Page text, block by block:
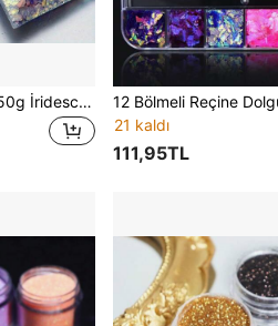
Reçine El Sanatları İçin 50g İridescent Altıgen Parıltılı Pullar, DIY Tırnak Sanatı İçin Aurora Pulları Epoksi Reçine Dolguları, Mücevher Döküm Malzemeleri
21 kaldı
111,95TL